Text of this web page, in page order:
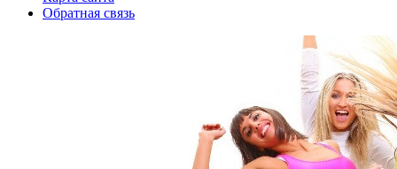
Обратная связь